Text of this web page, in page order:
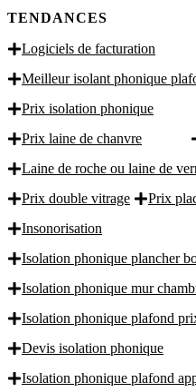
TENDANCES
Logiciels de facturation
Meilleur isolant phonique
Prix isolation phonique
Prix laine de chanvre
Laine de roche ou laine de
Prix double vitrage
Prix
Insonorisation
Isolation phonique plancher
Isolation phonique mur
Isolation phonique plafond
Devis isolation phonique
Isolation phonique plafond